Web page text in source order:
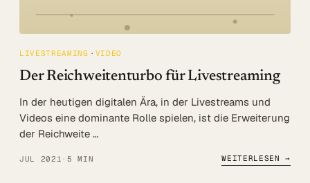
LIVESTREAMING VIDEO
Der Reichweitenturbo für Livestreaming
In der heutigen digitalen Ära, in der Livestreams und
Videos eine dominante Rolle spielen, ist die Erweiterung
der Reichweite …
JUL 2021 · 5 MIN WEITERLESEN →